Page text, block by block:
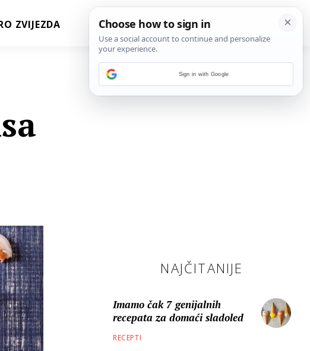
ZVIJEZDA
NAJČITANIJE
Imamo čak 7 genijalnih
recepata za domaći sladoled
RECEPTI
Sign in with Google